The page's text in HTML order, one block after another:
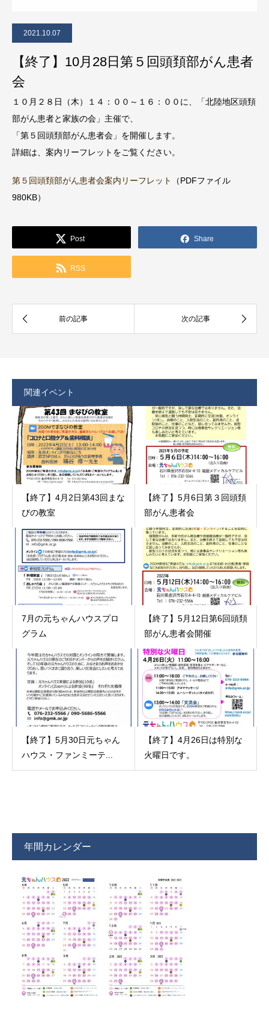
2021.10.07
【終了】10月28日第５回頭頚部がん患者
会
１０月２８日（木）１４：００～１６：００に、「北陸地区頭頚
部がん患者と家族の会」主催で、
「第５回頭頚部がん患者会」を開催します。
詳細は、案内リーフレットをご覧ください。
第５回頭頚部がん患者会案内リーフレット
（PDFファイル
980KB）
Post Share
RSS
関連イベント
【終了】4月2日第43回まな
びの教室
【終了】5月6日第３回頭頚
部がん患者会
7月の元ちゃんハウスプロ
グラム
【終了】5月12日第6回頭頚
部がん患者会開催
【終了】5月30日元ちゃん
ハウス・ファンミーテ...
【終了】4月26日は特別な
火曜日です。
年間カレンダー